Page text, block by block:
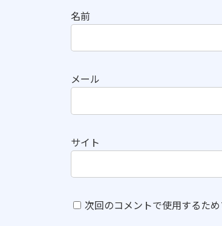
名前
メール
サイト
次回のコメントで使用するた